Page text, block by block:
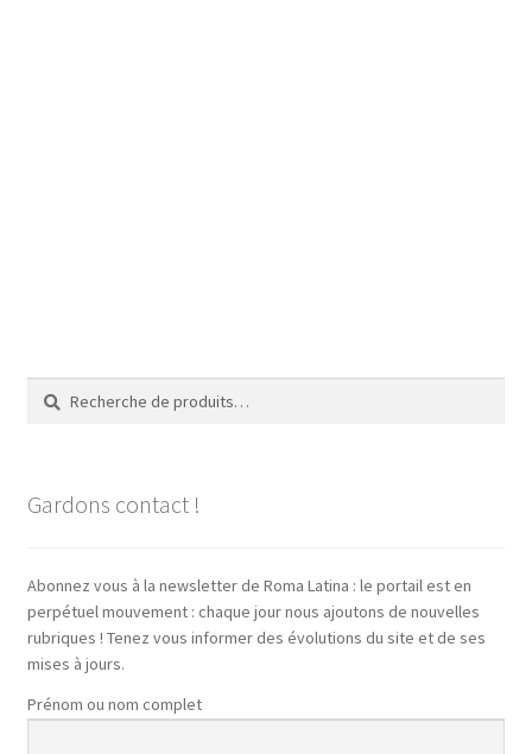
Recherche
pour :
Recherche
Gardons contact !
Abonnez vous à la newsletter de Roma Latina : le portail est en
perpétuel mouvement : chaque jour nous ajoutons de nouvelles
rubriques ! Tenez vous informer des évolutions du site et de ses
mises à jours.
Prénom ou nom complet